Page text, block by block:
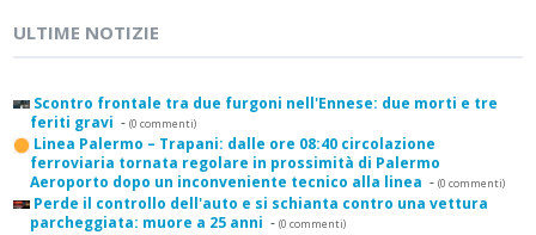
ULTIME NOTIZIE
Scontro frontale tra due furgoni nell'Ennese: due morti e tre
feriti gravi - (0 commenti)
Linea Palermo – Trapani: dalle ore 08:40 circolazione
ferroviaria tornata regolare in prossimità di Palermo
Aeroporto dopo un inconveniente tecnico alla linea - (0 commenti)
Perde il controllo dell'auto e si schianta contro una vettura
parcheggiata: muore a 25 anni - (0 commenti)